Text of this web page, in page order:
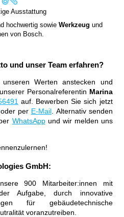
Ausstattung
hochwertig sowie Werkzeug und
von Bosch.
und unser Team erfahren?
Werten anstecken und
Personalreferentin Marina
auf. Bewerben Sie sich jetzt
oder per E-Mail. Alternativ senden
WhatsAppund wir melden uns
GmbH:
900 Mitarbeiter:innen mit
Aufgabe, durch innovative
für gebäudetechnische
voranzutreiben.